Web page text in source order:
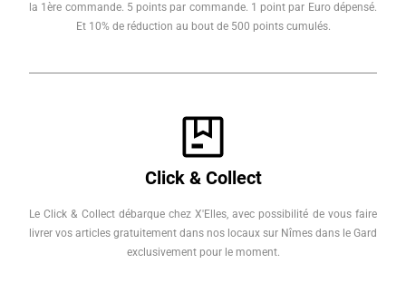
la 1ère commande. 5 points par commande. 1 point par Euro dépensé.
Et 10% de réduction au bout de 500 points cumulés.
Click & Collect
Le Click & Collect débarque chez X'Elles, avec possibilité de vous faire
livrer vos articles gratuitement dans nos locaux sur Nîmes dans le Gard
exclusivement pour le moment.